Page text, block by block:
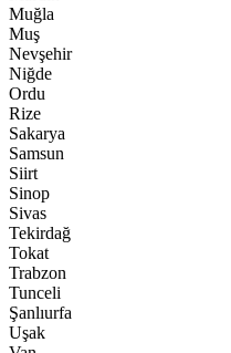
Muğla
Muş
Nevşehir
Niğde
Ordu
Rize
Sakarya
Samsun
Siirt
Sinop
Sivas
Tekirdağ
Tokat
Trabzon
Tunceli
Şanlıurfa
Uşak